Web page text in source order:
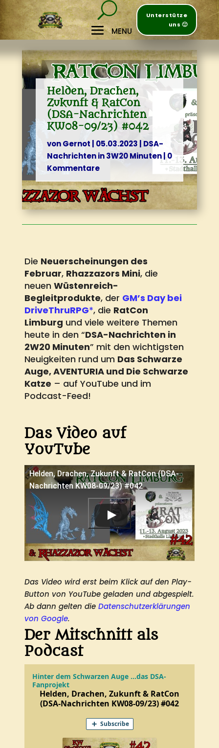
Unterstütze
uns 🙂
Helden, Drachen,
Zukunft & RatCon
(DSA-Nachrichten
KW08-09/23) #042
vonGernot | 05.03.2023 | DSA-
Nachrichten in 3W20 Minuten|0
Kommentare
Die Neuerscheinungen des
Februar, Rhazzazors Mini, die
neuen Wüstenreich-
Begleitprodukte, der GM’s Day bei
DriveThruRPG*, die RatCon
Limburg und viele weitere Themen
heute in den “DSA-Nachrichten in
2W20 Minuten” mit den wichtigsten
Neuigkeiten rund um Das Schwarze
Auge, AVENTURIA und Die Schwarze
Katze – auf YouTube und im
Podcast-Feed!
Das Video auf
YouTube
Helden, Drachen, Zukunft & RatCon (DSA-
Nachrichten KW08-09/23) #042
Das Video wird erst beim Klick auf den Play-
Button von YouTube geladen und abgespielt.
Ab dann gelten die Datenschutzerklärungen
von Google.
Der Mitschnitt als
Podcast